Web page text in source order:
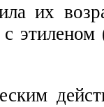
их